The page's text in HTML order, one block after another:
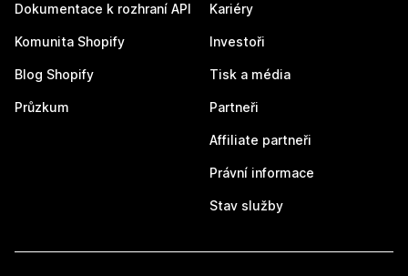
Dokumentace k rozhraní API
Komunita Shopify
Blog Shopify
Průzkum
Kariéry
Investoři
Tisk a média
Partneři
Affiliate partneři
Právní informace
Stav služby